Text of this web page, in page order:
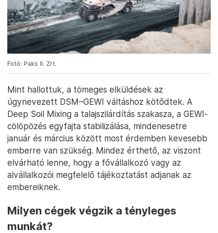
Fotó: Paks II. Zrt.
Mint hallottuk, a tömeges elküldések az
úgynevezett DSM–GEWI váltáshoz kötődtek. A
Deep Soil Mixing a talajszilárdítás szakasza, a GEWI-
cölöpözés egyfajta stabilizálása, mindenesetre
január és március között most érdemben kevesebb
emberre van szükség. Mindez érthető, az viszont
elvárható lenne, hogy a fővállalkozó vagy az
alvállalkozói megfelelő tájékoztatást adjanak az
embereiknek.
Milyen cégek végzik a tényleges
munkát?